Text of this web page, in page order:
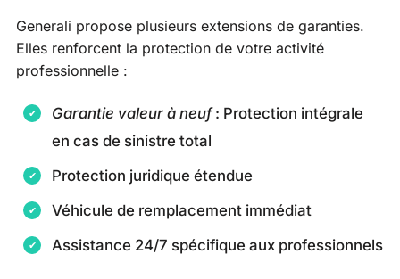
Generali propose plusieurs extensions de garanties.
Elles renforcent la protection de votre activité
professionnelle :
Garantie valeur à neuf: Protection intégrale
en cas de sinistre total
Protection juridique étendue
Véhicule de remplacement immédiat
Assistance 24/7 spécifique aux professionnels